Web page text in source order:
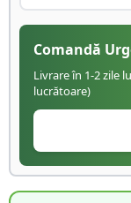
Comandă
Livrare în 1-2 zile
lucrătoare)